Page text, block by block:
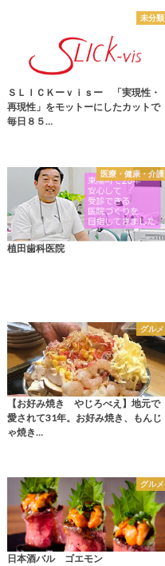
未分類
ＳＬＩＣＫーｖｉｓー 「実現性・
再現性」をモットーにしたカットで
毎日８５…
医療・健康・介護
植田歯科医院
グルメ
【お好み焼き やじろべえ】地元で
愛されて31年。お好み焼き、もんじ
ゃ焼き…
グルメ
日本酒バル ゴエモン